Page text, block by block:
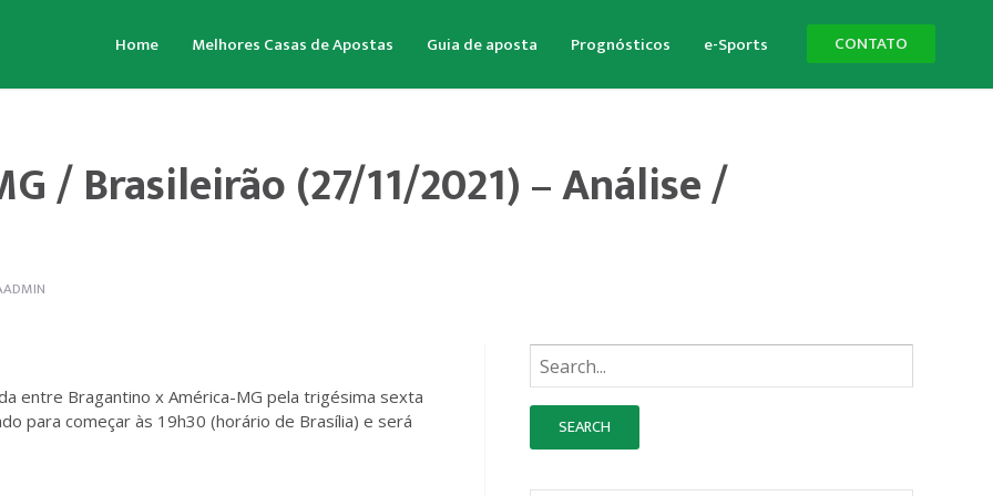
Home Melhores Casas de Apostas Guia de aposta Prognósticos e-Sports CONTATO
/ Brasileirão (27/11/2021) – Análise /
entre Bragantino x América-MG pela trigésima sexta
para começar às 19h30 (horário de Brasília) e será
Busque: